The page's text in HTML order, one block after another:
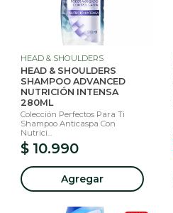
HEAD & SHOULDERS
HEAD & SHOULDERS
SHAMPOO ADVANCED
NUTRICIÓN INTENSA
280ML
Colección Perfectos Para Ti
Shampoo Anticaspa Con
Nutrici...
$ 10.990
Agregar